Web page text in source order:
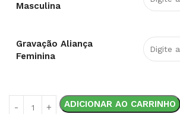
Masculina
Gravação Aliança
Feminina
ADICIONAR AO CARRINHO